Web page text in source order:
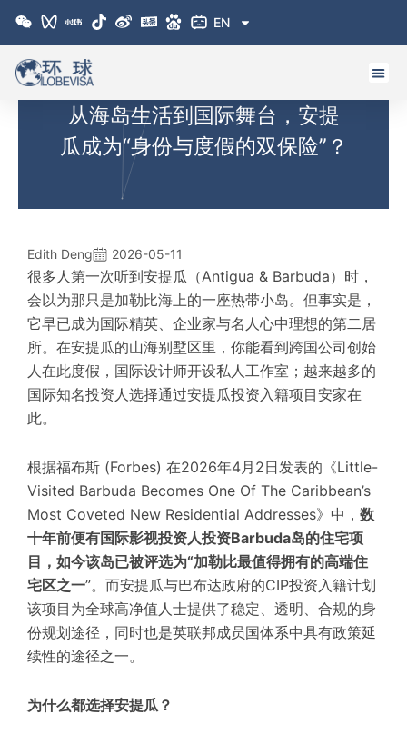
EN
从海岛生活到国际舞台，安提
瓜成为“身份与度假的双保险”？
Edith Deng 2026-05-11
很多人第一次听到安提瓜（Antigua & Barbuda）时，
会以为那只是加勒比海上的一座热带小岛。但事实是，
它早已成为国际精英、企业家与名人心中理想的第二居
所。在安提瓜的山海别墅区里，你能看到跨国公司创始
人在此度假，国际设计师开设私人工作室；越来越多的
国际知名投资人选择通过安提瓜投资入籍项目安家在
此。
根据福布斯 (Forbes) 在2026年4月2日发表的《Little-
Visited Barbuda Becomes One Of The Caribbean’s
Most Coveted New Residential Addresses》中， 数
十年前便有国际影视投资人投资Barbuda岛的住宅项
目，如今该岛已被评选为“加勒比最值得拥有的高端住
宅区之一”。而安提瓜与巴布达政府的CIP投资入籍计划
该项目为全球高净值人士提供了稳定、透明、合规的身
份规划途径，同时也是英联邦成员国体系中具有政策延
续性的途径之一。
为什么都选择安提瓜？